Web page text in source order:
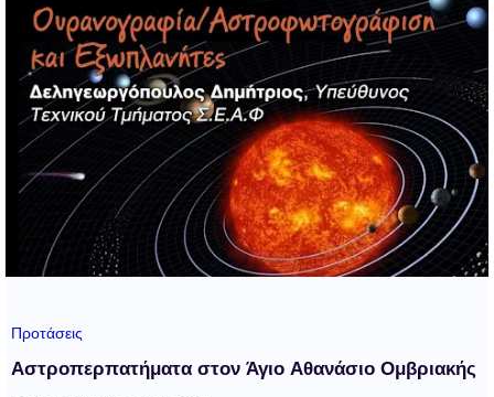
Προτάσεις
Αστροπερπατήματα στον Άγιο Αθανάσιο Ομβριακής